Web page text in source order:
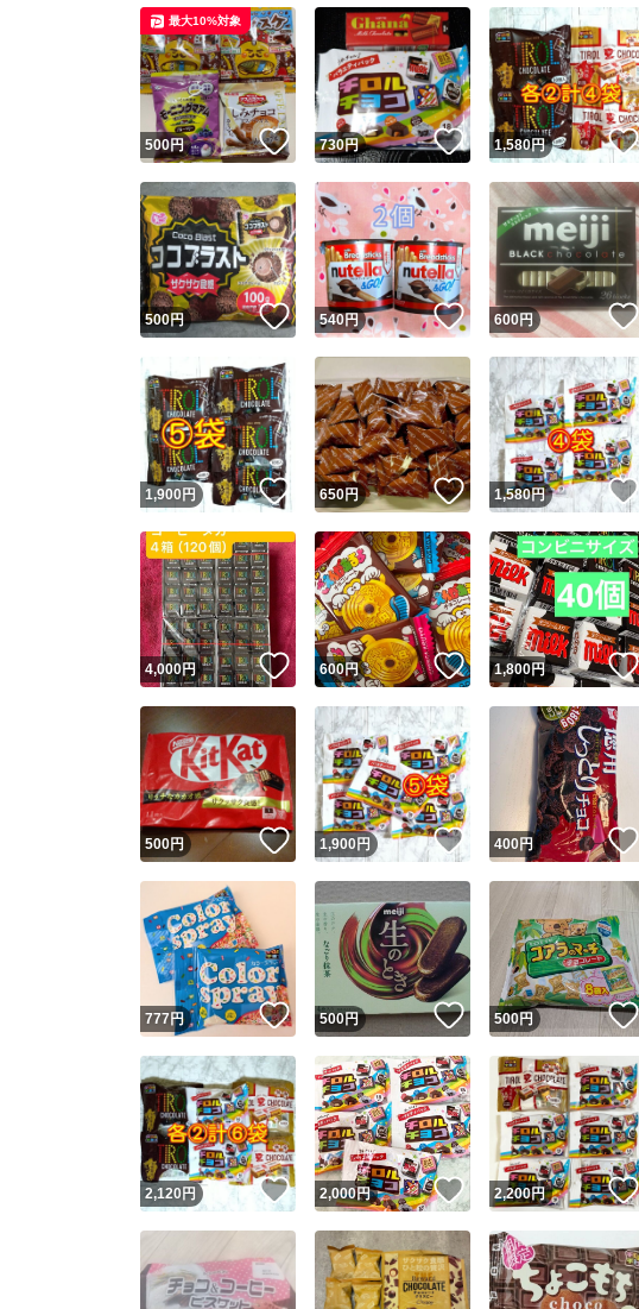
スピード発送
安心発送
500円 いいね！
最大10%対象
730円 いいね！
1,580円
500円 いいね！
540円 いいね！
600円
1,900 円 いいね！
650円 いいね！
1,580円
4,000円 いいね！
600円 いいね！
1,800円
500円 いいね！
1,900円 いいね！
400円
777円 いいね！
500円 いいね！
500円
2,120円 いいね！
2,000円 いいね！
2,200円